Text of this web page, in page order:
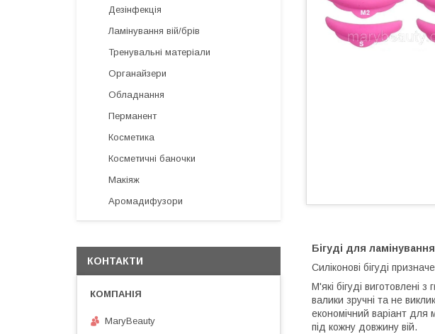
Бігуді для
Силіконові бігуді
М'які бігуді виготовлені
валики зручні та не
економічний варіант
під кожну довжину вій.
Дезінфекція
Ламінування вій/брів
Тренувальні матеріали
Органайзери
Обладнання
Перманент
Косметика
Косметичні баночки
Макіяж
Аромадифузори
КОНТАКТИ
MaryBeauty